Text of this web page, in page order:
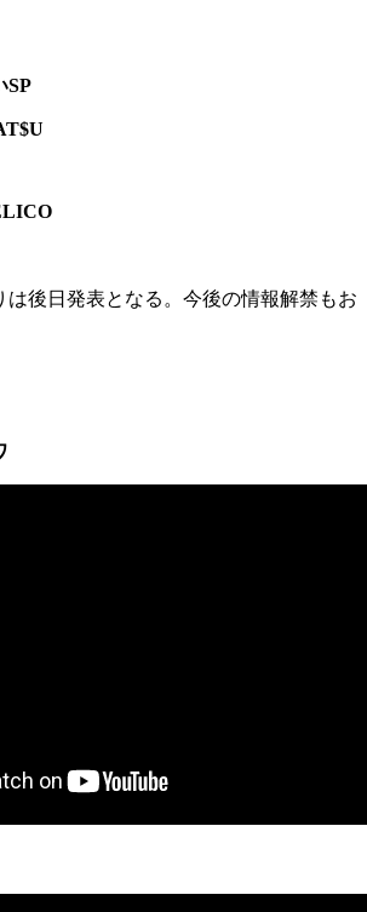
SP
は後日発表となる。今後の情報解禁もお